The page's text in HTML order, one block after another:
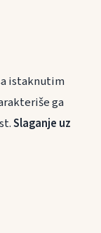
istaknutim
ga
Slaganje uz